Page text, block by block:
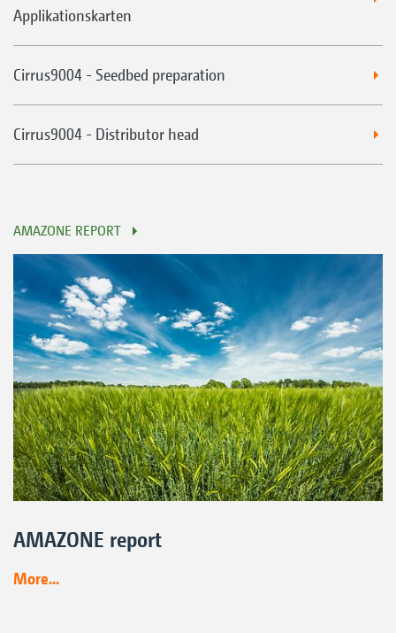
Applikationskarten
Cirrus9004 - Seedbed preparation
Cirrus9004 - Distributor head
AMAZONE REPORT
AMAZONE report
More...